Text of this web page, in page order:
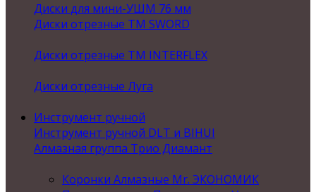
Диски для мини-УШМ 76 мм
Диски отрезные ТМ SWORD
Диски отрезные ТМ INTERFLEX
Диски отрезные Луга
Инструмент ручной
Инструмент ручной DLT и BIHUI
Алмазная группа Трио Диамант
Коронки Алмазные Mr. ЭКОНОМИК